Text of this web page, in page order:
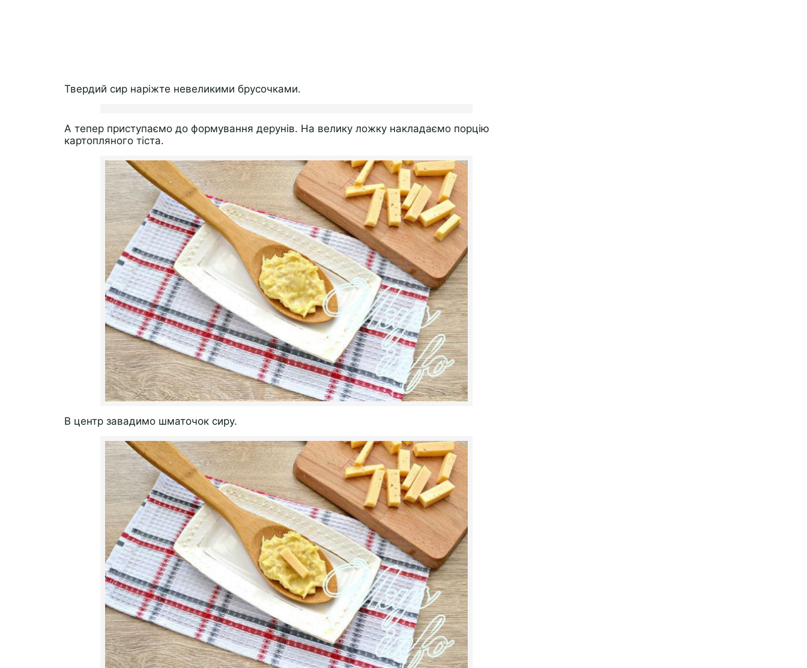
Твердий сир наріжте невеликими брусочками.
А тепер приступаємо до формування дерунів. На велику ложку накладаємо порцію
картопляного тіста.
В центр завадимо шматочок сиру.